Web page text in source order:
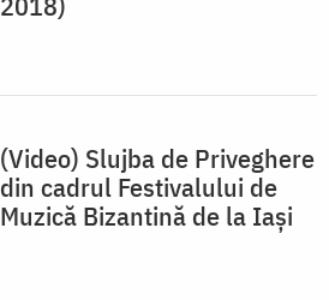
(Video) Slujba de Priveghere
din cadrul Festivalului de
Muzică Bizantină de la Iași